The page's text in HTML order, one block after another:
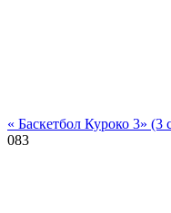
« Баскетбол Куроко 3» (3
083